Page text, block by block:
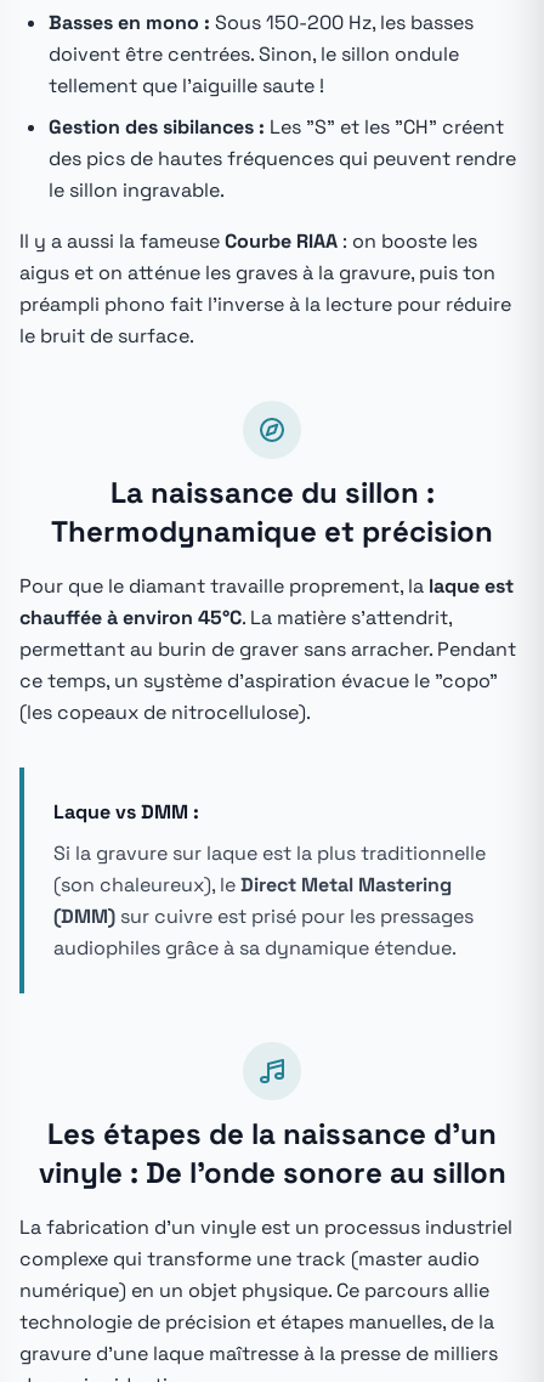
Basses en mono : Sous 150-200 Hz, les basses
doivent être centrées. Sinon, le sillon ondule
tellement que l'aiguille saute !
Gestion des sibilances : Les "S" et les "CH" créent
des pics de hautes fréquences qui peuvent rendre
le sillon ingravable.
Il y a aussi la fameuseCourbe RIAA : on booste les
aigus et on atténue les graves à la gravure, puis ton
préampli phono fait l'inverse à la lecture pour réduire
le bruit de surface.
La naissance du sillon :
Thermodynamique et précision
Pour que le diamant travaille proprement, la laque est
chauffée à environ 45°C. La matière s'attendrit,
permettant au burin de graver sans arracher. Pendant
ce temps, un système d'aspiration évacue le "copo"
(les copeaux de nitrocellulose).
Laque vs DMM :
Si la gravure sur laque est la plus traditionnelle
(son chaleureux), leDirect Metal Mastering
(DMM) sur cuivre est prisé pour les pressages
audiophiles grâce à sa dynamique étendue.
Les étapes de la naissance d'un
vinyle : De l'onde sonore au sillon
La fabrication d'un vinyle est un processus industriel
complexe qui transforme une track (master audio
numérique) en un objet physique. Ce parcours allie
technologie de précision et étapes manuelles, de la
gravure d'une laque maîtresse à la presse de milliers